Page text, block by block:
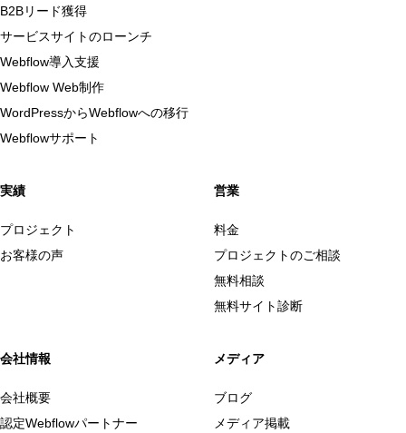
B2Bリード獲得
サービスサイトのローンチ
Webflow導入支援
Webflow Web制作
WordPressからWebflowへの移行
Webflowサポート
実績
プロジェクト
お客様の声
営業
料金
プロジェクトのご相談
無料相談
無料サイト診断
会社情報
会社概要
認定Webflowパートナー
メディア
ブログ
メディア掲載